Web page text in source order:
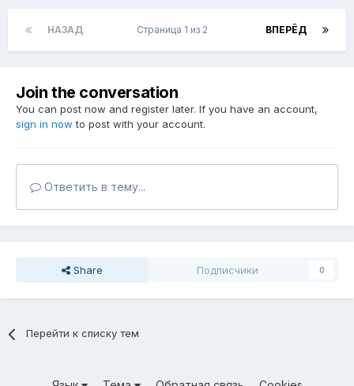
НАЗАД ВПЕРЁД
Страница 1 из 2
Join the conversation
You can post now and register later. If you have an account,
sign in now to post with your account.
Ответить в тему...
Share Подписчики 0
Перейти к списку тем